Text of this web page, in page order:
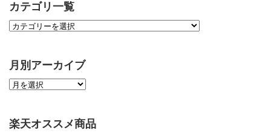
カテゴリ一覧
月別アーカイブ
楽天オススメ商品